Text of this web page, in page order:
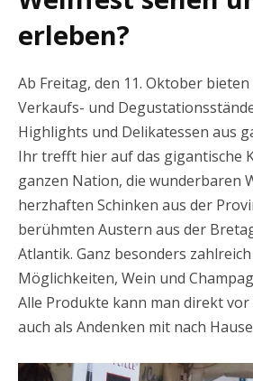
erleben?
Ab Freitag, den 11. Oktober
Verkaufs- und
Highlights und Delikatessen aus
Ihr trefft hier auf das gigantische
ganzen Nation, die wunderbaren
herzhaften Schinken aus der
berühmten Austern aus der
Atlantik. Ganz besonders
Möglichkeiten, Wein und
Alle Produkte kann man direkt
auch als Andenken mit nach